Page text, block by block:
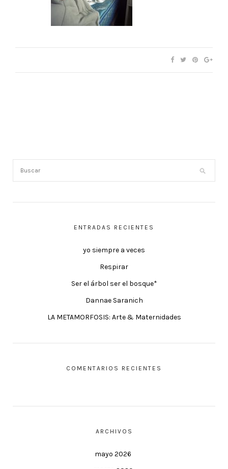
ENTRADAS RECIENTES
yo siempre a veces
Respirar
Ser el árbol ser el bosque*
Dannae Saranich
LA METAMORFOSIS: Arte & Maternidades
COMENTARIOS RECIENTES
ARCHIVOS
mayo 2026